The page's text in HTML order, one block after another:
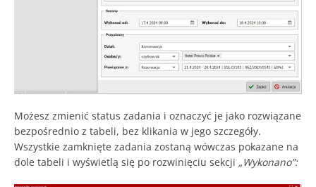
Możesz zmienić status zadania i oznaczyć je jako rozwiązane
bezpośrednio z tabeli, bez klikania w jego szczegóły.
Wszystkie zamknięte zadania zostaną wówczas pokazane na
dole tabeli i wyświetlą się po rozwinięciu sekcji „Wykonano”: